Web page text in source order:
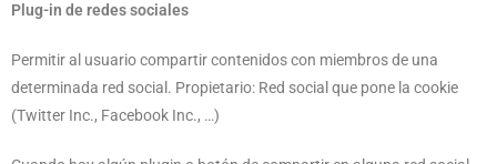
Plug-in de redes sociales
Permitir al usuario compartir contenidos con miembros de una
determinada red social. Propietario: Red social que pone la cookie
(Twitter Inc., Facebook Inc., …)